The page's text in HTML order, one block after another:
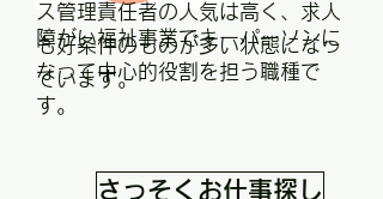
障がい福祉事業でキーパーソンに
なって中心的役割を担う職種で
す。
ス管理責任者の人気は高く、求人
も好条件のものが多い状態になっ
ています。
さっそくお仕事探し